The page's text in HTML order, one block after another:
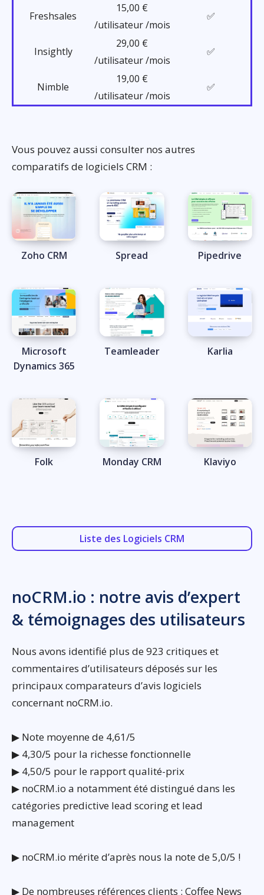
Freshsales
15,00 €
/utilisateur /mois
✅
Insightly
29,00 €
/utilisateur /mois
✅
Nimble
19,00 €
/utilisateur /mois
✅
Vous pouvez aussi consulter nos autres
comparatifs de logiciels CRM :
Zoho CRM Spread Pipedrive
Microsoft
Dynamics 365
Teamleader Karlia
Folk Monday CRM Klaviyo
Liste des Logiciels CRM
noCRM.io : notre avis d’expert
& témoignages des utilisateurs
Nous avons identifié plus de 923 critiques et
commentaires d’utilisateurs déposés sur les
principaux comparateurs d’avis logiciels
concernant noCRM.io.
▶ Note moyenne de 4,61/5
▶ 4,30/5 pour la richesse fonctionnelle
▶ 4,50/5 pour le rapport qualité-prix
▶ noCRM.io a notamment été distingué dans les
catégories predictive lead scoring et lead
management
▶ noCRM.io mérite d’après nous la note de 5,0/5 !
▶ De nombreuses références clients : Coffee News